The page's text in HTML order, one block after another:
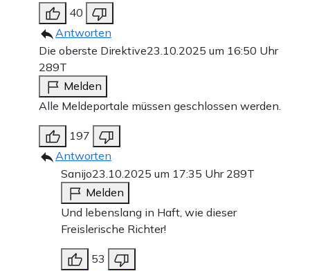
40
Antworten
Die oberste Direktive23.10.2025 um 16:50 Uhr
289T
Melden
Alle Meldeportale müssen geschlossen werden.
197
Antworten
Sanijo23.10.2025 um 17:35 Uhr 289T
Melden
Und lebenslang in Haft, wie dieser
Freislerische Richter!
53